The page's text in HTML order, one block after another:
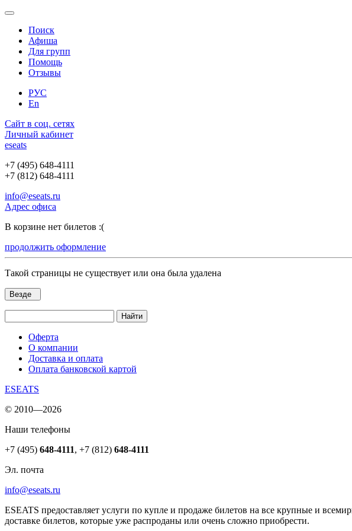
Поиск
Афиша
Для групп
Помощь
Отзывы
РУС
En
Сайт в соц. сетях
Личный кабинет
eseats
+7 (495) 648-4111
+7 (812) 648-4111
info@eseats.ru
Адрес офиса
В корзине нет билетов :(
продолжить оформление
Такой страницы не существует или она была удалена
Везде
Найти
Оферта
О компании
Доставка и оплата
Оплата банковской картой
ESEATS
© 2010—2026
Наши телефоны
+7 (495) 648-4111, +7 (812) 648-4111
Эл. почта
info@eseats.ru
ESEATS предоставляет услуги по купле и продаже билетов на все крупные и
доставке билетов, которые уже распроданы или очень сложно приобрести.